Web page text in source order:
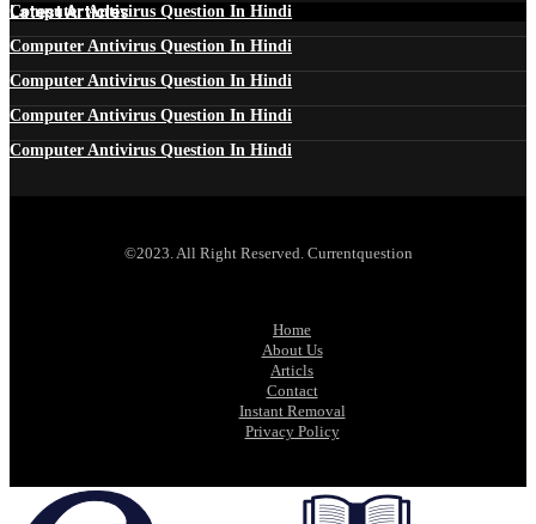
Latest Articles
Computer Antivirus Question In Hindi
Computer Antivirus Question In Hindi
Computer Antivirus Question In Hindi
Computer Antivirus Question In Hindi
Computer Antivirus Question In Hindi
©2023. All Right Reserved. Currentquestion
Home
About Us
Articls
Contact
Instant Removal
Privacy Policy